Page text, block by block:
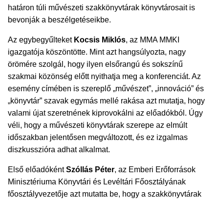
határon túli művészeti szakkönyvtárak könyvtárosait is
bevonják a beszélgetéseikbe.
Az egybegyűlteket Kocsis Miklós, az MMA MMKI
igazgatója köszöntötte. Mint azt hangsúlyozta, nagy
örömére szolgál, hogy ilyen elsőrangú és sokszínű
szakmai közönség előtt nyithatja meg a konferenciát. Az
esemény címében is szereplő „művészet”, „innováció” és
„könyvtár” szavak egymás mellé rakása azt mutatja, hogy
valami újat szeretnének kiprovokálni az előadókból. Úgy
véli, hogy a művészeti könyvtárak szerepe az elmúlt
időszakban jelentősen megváltozott, és ez izgalmas
diszkusszióra adhat alkalmat.
Első előadókéntSzóllás Péter, az Emberi Erőforrások
Minisztériuma Könyvtári és Levéltári Főosztályának
főosztályvezetője azt mutatta be, hogy a szakkönyvtárak